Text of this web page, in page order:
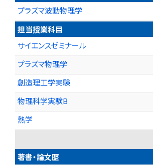
プラズマ波動物理学
担当授業科目
サイエンスゼミナール
プラズマ物理学
創造理工学実験
物理科学実験B
熱学
著書・論文歴